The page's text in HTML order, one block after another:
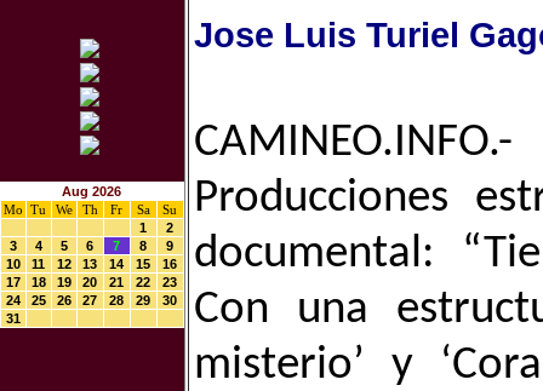
Aug 2026
Mo
Tu We Th Fr Sa
Su
1
2
3
4 5 6 7 8
9
10
11 12 13 14 15
16
17
18 19 20 21 22
23
24
25 26 27 28 29
30
31
Jose Luis Turiel
Producciones
documental:
Con una
misterio’ y